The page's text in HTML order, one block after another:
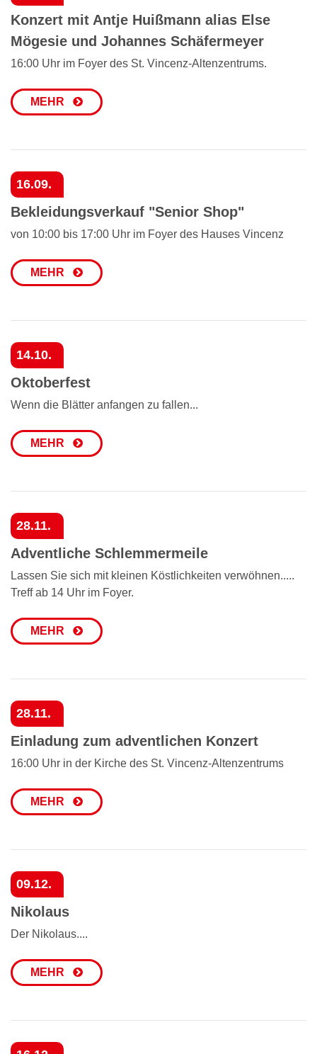
Konzert mit Antje Huißmann alias Else
Mögesie und Johannes Schäfermeyer
16:00 Uhr im Foyer des St. Vincenz-Altenzentrums.
MEHR
16.09.
Bekleidungsverkauf "Senior Shop"
von 10:00 bis 17:00 Uhr im Foyer des Hauses Vincenz
MEHR
14.10.
Oktoberfest
Wenn die Blätter anfangen zu fallen...
MEHR
28.11.
Adventliche Schlemmermeile
Lassen Sie sich mit kleinen Köstlichkeiten verwöhnen.....
Treff ab 14 Uhr im Foyer.
MEHR
28.11.
Einladung zum adventlichen Konzert
16:00 Uhr in der Kirche des St. Vincenz-Altenzentrums
MEHR
09.12.
Nikolaus
Der Nikolaus....
MEHR